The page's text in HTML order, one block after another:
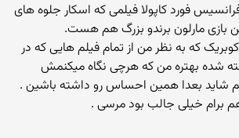
فرانسیس فورد کاپولا فیلمی که اسکار جلوه های
بازی مارلون برندو بزرگ هم هست.
کوبریک که به نظر من از تمام فیلم هایی که در
شده بهتره من که هرچی نگاه میکنمش
بعدا همین احساس رو داشته باشین .
برام خیلی جالب بود مرسی .